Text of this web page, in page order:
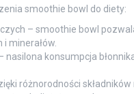
smoothie bowl do diety:
– smoothie bowl
minerałów.
nasilona konsumpcja
różnorodności